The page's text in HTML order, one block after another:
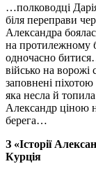
…полководці
біля переправи
Александра
на протилежному
одночасно
військо на ворожі
заповнені
яка несла й
Александр ціною
берега…
З «Історії
Курція